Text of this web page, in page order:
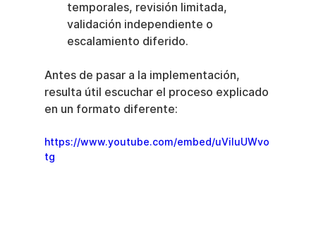
temporales, revisión limitada,
validación independiente o
escalamiento diferido.
Antes de pasar a la implementación,
resulta útil escuchar el proceso explicado
en un formato diferente:
https://www.youtube.com/embed/uViluUWvo
tg